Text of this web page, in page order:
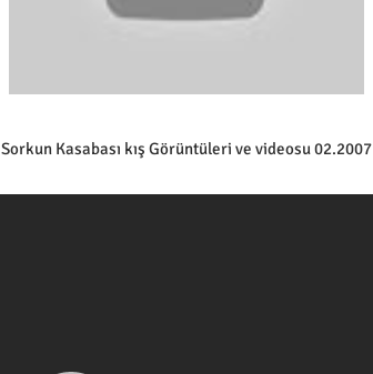
Sorkun Kasabası kış Görüntüleri ve videosu 02.2007